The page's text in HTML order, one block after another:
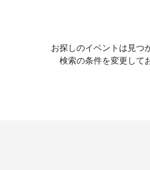
お探しのイベントは見つ
検索の条件を変更して